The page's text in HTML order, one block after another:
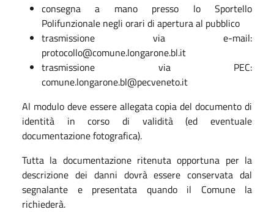
consegna a mano presso lo Sportello
Polifunzionale negli orari di apertura al pubblico
trasmissione via e-mail:
protocollo@comune.longarone.bl.it
trasmissione via PEC:
comune.longarone.bl@pecveneto.it
Al modulo deve essere allegata copia del documento di
identità in corso di validità (ed eventuale
documentazione fotografica).
Tutta la documentazione ritenuta opportuna per la
descrizione dei danni dovrà essere conservata dal
segnalante e presentata quando il Comune la
richiederà.